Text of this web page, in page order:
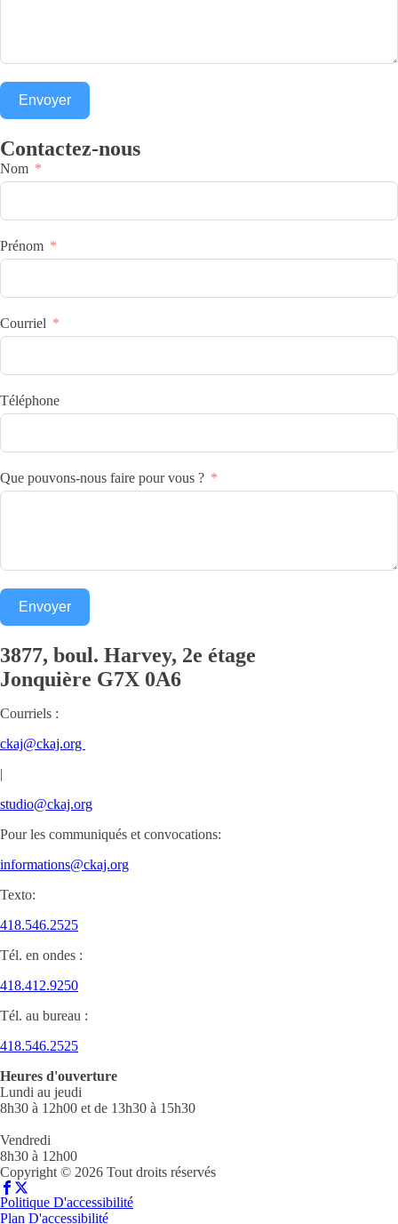
Envoyer
Contactez-nous
Nom
Prénom
Courriel
Téléphone
Que pouvons-nous faire pour vous ?
Envoyer
3877, boul. Harvey, 2e étage
Jonquière G7X 0A6
Courriels :
ckaj@ckaj.org
|
studio@ckaj.org
Pour les communiqués et convocations:
informations@ckaj.org
Texto:
418.546.2525
Tél. en ondes :
418.412.9250
Tél. au bureau :
418.546.2525
Heures d'ouverture
Lundi au jeudi
8h30 à 12h00 et de 13h30 à 15h30
Vendredi
8h30 à 12h00
Copyright © 2026 Tout droits réservés
Politique D'accessibilité
Plan D'accessibilité